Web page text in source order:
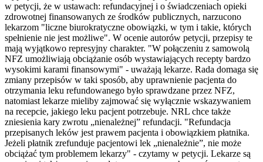
w petycji, że w ustawach: refundacyjnej i o świadczeniach opieki
zdrowotnej finansowanych ze środków publicznych, narzucono
lekarzom "liczne biurokratyczne obowiązki, w tym i takie, których
spełnienie nie jest możliwe". W ocenie autorów petycji, przepisy te
mają wyjątkowo represyjny charakter. "W połączeniu z samowolą
NFZ umożliwiają obciążanie osób wystawiających recepty bardzo
wysokimi karami finansowymi" - uważają lekarze. Rada domaga się
zmiany przepisów w taki sposób, aby uprawnienie pacjenta do
otrzymania leku refundowanego było sprawdzane przez NFZ,
natomiast lekarze mieliby zajmować się wyłącznie wskazywaniem
na recepcie, jakiego leku pacjent potrzebuje. NRL chce także
zniesienia kary zwrotu „nienależnej” refundacji. "Refundacja
przepisanych leków jest prawem pacjenta i obowiązkiem płatnika.
Jeżeli płatnik zrefunduje pacjentowi lek „nienależnie”, nie może
obciążać tym problemem lekarzy" - czytamy w petycji. Lekarze są